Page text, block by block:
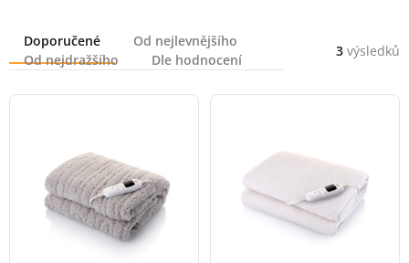
Řazení
Doporučené
Od nejlevnějšího
Od nejdražšího
Dle hodnocení
3 výsledků